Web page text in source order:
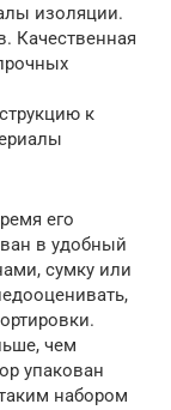
изоляции.
Качественная
к
его
в удобный
сумку или
чем
упакован
набором